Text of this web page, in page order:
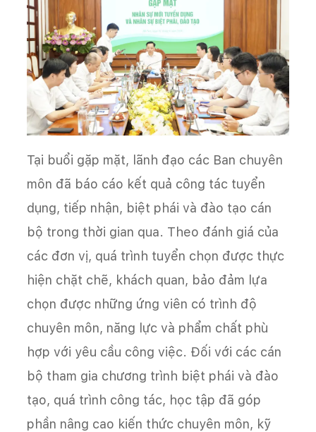
Tại buổi gặp mặt, lãnh đạo các Ban chuyên
môn đã báo cáo kết quả công tác tuyển
dụng, tiếp nhận, biệt phái và đào tạo cán
bộ trong thời gian qua. Theo đánh giá của
các đơn vị, quá trình tuyển chọn được thực
hiện chặt chẽ, khách quan, bảo đảm lựa
chọn được những ứng viên có trình độ
chuyên môn, năng lực và phẩm chất phù
hợp với yêu cầu công việc. Đối với các cán
bộ tham gia chương trình biệt phái và đào
tạo, quá trình công tác, học tập đã góp
phần nâng cao kiến thức chuyên môn, kỹ